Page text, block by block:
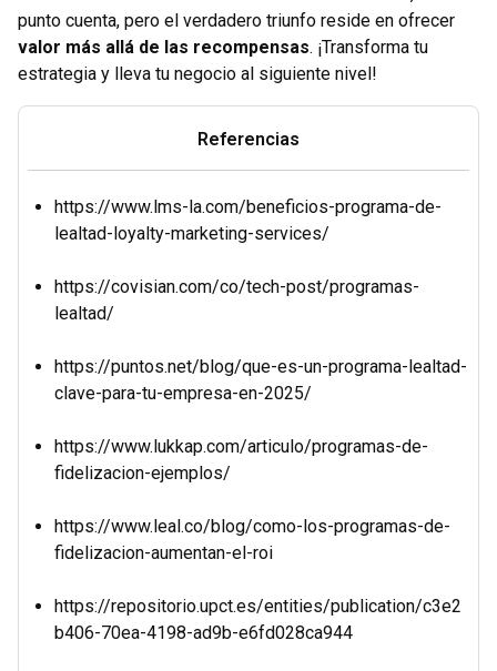
punto cuenta, pero el verdadero triunfo reside en ofrecer
valor más allá de las recompensas. ¡Transforma tu
estrategia y lleva tu negocio al siguiente nivel!
Referencias
https://www.lms-la.com/beneficios-programa-de-
lealtad-loyalty-marketing-services/
https://covisian.com/co/tech-post/programas-
lealtad/
https://puntos.net/blog/que-es-un-programa-lealtad-
clave-para-tu-empresa-en-2025/
https://www.lukkap.com/articulo/programas-de-
fidelizacion-ejemplos/
https://www.leal.co/blog/como-los-programas-de-
fidelizacion-aumentan-el-roi
https://repositorio.upct.es/entities/publication/c3e2
b406-70ea-4198-ad9b-e6fd028ca944